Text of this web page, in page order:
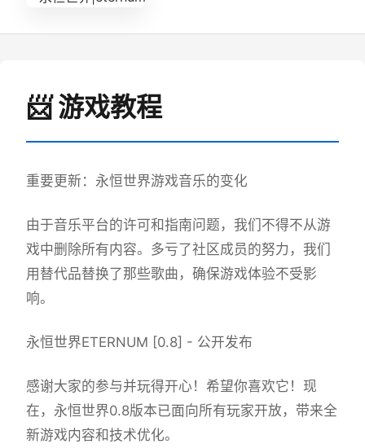
📨 游戏教程
重要更新：永恒世界游戏音乐的变化
由于音乐平台的许可和指南问题，我们不得不从游
戏中删除所有内容。多亏了社区成员的努力，我们
用替代品替换了那些歌曲，确保游戏体验不受影
响。
永恒世界ETERNUM [0.8] - 公开发布
感谢大家的参与并玩得开心！希望你喜欢它！现
在，永恒世界0.8版本已面向所有玩家开放，带来全
新游戏内容和技术优化。